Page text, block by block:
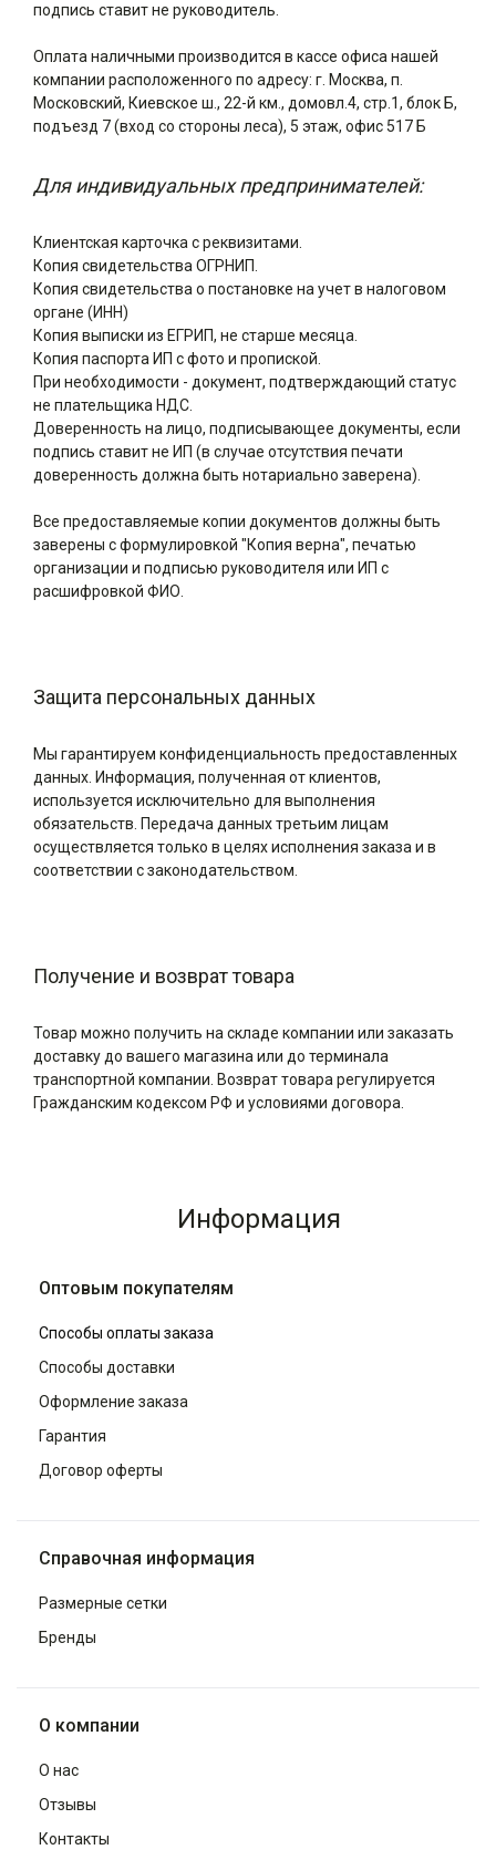
подпись ставит не руководитель.
Оплата наличными производится в кассе офиса нашей
компании расположенного по адресу: г. Москва, п.
Московский, Киевское ш., 22-й км., домовл.4, стр.1, блок Б,
подъезд 7 (вход со стороны леса), 5 этаж, офис 517 Б
Для индивидуальных предпринимателей:
Клиентская карточка с реквизитами.
Копия свидетельства ОГРНИП.
Копия свидетельства о постановке на учет в налоговом
органе (ИНН)
Копия выписки из ЕГРИП, не старше месяца.
Копия паспорта ИП с фото и пропиской.
При необходимости - документ, подтверждающий статус
не плательщика НДС.
Доверенность на лицо, подписывающее документы, если
подпись ставит не ИП (в случае отсутствия печати
доверенность должна быть нотариально заверена).
Все предоставляемые копии документов должны быть
заверены с формулировкой "Копия верна", печатью
организации и подписью руководителя или ИП с
расшифровкой ФИО.
Защита персональных данных
Мы гарантируем конфиденциальность предоставленных
данных. Информация, полученная от клиентов,
используется исключительно для выполнения
обязательств. Передача данных третьим лицам
осуществляется только в целях исполнения заказа и в
соответствии с законодательством.
Получение и возврат товара
Товар можно получить на складе компании или заказать
доставку до вашего магазина или до терминала
транспортной компании. Возврат товара регулируется
Гражданским кодексом РФ и условиями договора.
Информация
Оптовым покупателям
Способы оплаты заказа
Способы доставки
Оформление заказа
Гарантия
Договор оферты
Справочная информация
Размерные сетки
Бренды
О компании
О нас
Отзывы
Контакты